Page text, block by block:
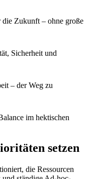
Zukunft – ohne große
Sicherheit und
– der Weg zu
im hektischen
setzen
die Ressourcen